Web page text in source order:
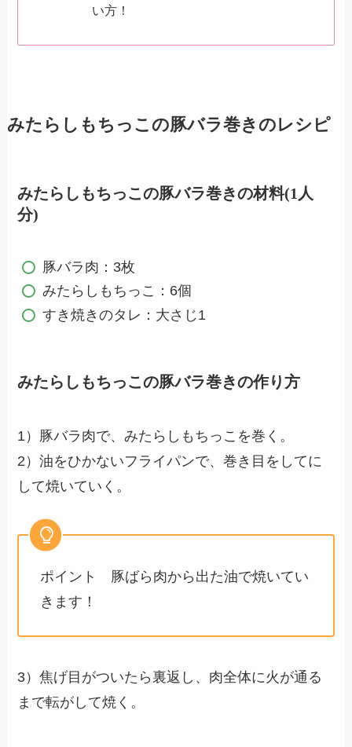
い方！
みたらしもちっこの豚バラ巻きのレシピ
みたらしもちっこの豚バラ巻きの材料(1人
分)
豚バラ肉：3枚
みたらしもちっこ：6個
すき焼きのタレ：大さじ1
みたらしもちっこの豚バラ巻きの作り方
1）豚バラ肉で、みたらしもちっこを巻く。
2）油をひかないフライパンで、巻き目をしてに
して焼いていく。
ポイント 豚ばら肉から出た油で焼いてい
きます！
3）焦げ目がついたら裏返し、肉全体に火が通る
まで転がして焼く。